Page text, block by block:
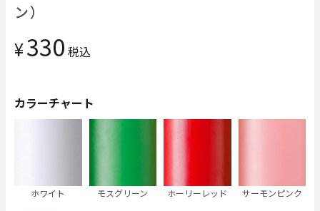
お買い物ガイド 企業情報 お知らせ お問い合わせ
ン）
¥330 税込
カラーチャート
ホワイト モスグリーン ホーリーレッド サーモンピンク